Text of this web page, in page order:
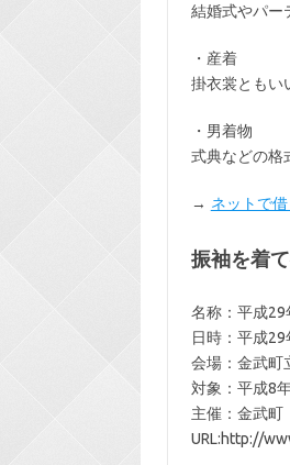
結婚式やパー
・産着
掛衣裳ともい
・男着物
式典などの格
→ ネットで
振袖を着
名称：平成29
日時：平成29
会場：金武町
対象：平成8
主催：金武町
URL:http://